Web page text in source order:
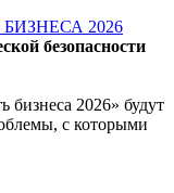
2026
безопасности
бизнеса 2026» будут
с которыми